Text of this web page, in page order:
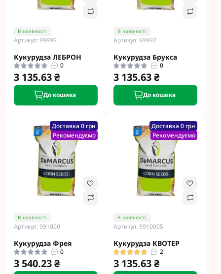
В наявності
Артикул: 99999
Кукурудза ЛЕБРОН
0
3 135.63 ₴
До кошика
В наявності
Артикул: 99997
Кукурудза Брукса
0
3 135.63 ₴
До кошика
Доставка 0 грн
Рекомендуємо
В наявності
Артикул: 991000
Кукурудза Фрея
0
3 540.23 ₴
Доставка 0 грн
Рекомендуємо
В наявності
Артикул: 9910005
Кукурудза КВОТЕР
2
3 135.63 ₴